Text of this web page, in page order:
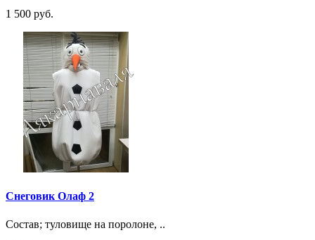
1 500 руб.
Снеговик Олаф 2
Состав; туловище на поролоне, ..